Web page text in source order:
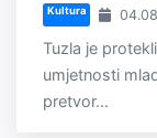
Kultura
Tuzla je
umjetnosti
pretvor...